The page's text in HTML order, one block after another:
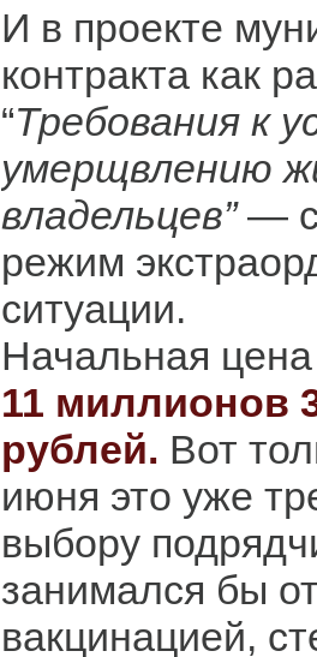
И в проекте
контракта как
“Требования к
умерщвлению
владельцев”—
режим
ситуации.
Начальная
11 миллионов
рублей. Вот
июня это уже
выбору
занимался бы
вакцинацией,